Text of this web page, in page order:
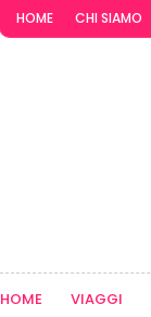
HOME CHI SIAMO
HOME VIAGGI